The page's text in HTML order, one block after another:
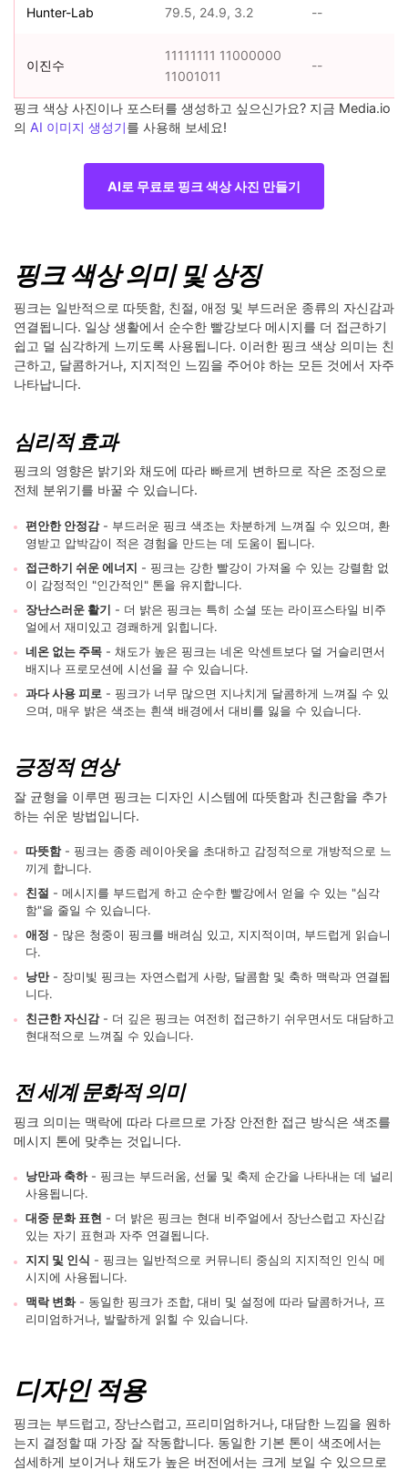
Hunter-Lab 79.5, 24.9, 3.2 --
이진수
11111111 11000000
11001011
--
핑크 색상 사진이나 포스터를 생성하고 싶으신가요? 지금 Media.io
의 AI 이미지 생성기를 사용해 보세요!
AI로 무료로 핑크 색상 사진 만들기
핑크 색상 의미 및 상징
핑크는 일반적으로 따뜻함, 친절, 애정 및 부드러운 종류의 자신감과
연결됩니다. 일상 생활에서 순수한 빨강보다 메시지를 더 접근하기
쉽고 덜 심각하게 느끼도록 사용됩니다. 이러한 핑크 색상 의미는 친
근하고, 달콤하거나, 지지적인 느낌을 주어야 하는 모든 것에서 자주
나타납니다.
심리적 효과
핑크의 영향은 밝기와 채도에 따라 빠르게 변하므로 작은 조정으로
전체 분위기를 바꿀 수 있습니다.
편안한 안정감- 부드러운 핑크 색조는 차분하게 느껴질 수 있으며, 환
영받고 압박감이 적은 경험을 만드는 데 도움이 됩니다.
접근하기 쉬운 에너지 - 핑크는 강한 빨강이 가져올 수 있는 강렬함 없
이 감정적인 "인간적인" 톤을 유지합니다.
장난스러운 활기 - 더 밝은 핑크는 특히 소셜 또는 라이프스타일 비주
얼에서 재미있고 경쾌하게 읽힙니다.
네온 없는 주목- 채도가 높은 핑크는 네온 악센트보다 덜 거슬리면서
배지나 프로모션에 시선을 끌 수 있습니다.
과다 사용 피로 - 핑크가 너무 많으면 지나치게 달콤하게 느껴질 수 있
으며, 매우 밝은 색조는 흰색 배경에서 대비를 잃을 수 있습니다.
긍정적 연상
잘 균형을 이루면 핑크는 디자인 시스템에 따뜻함과 친근함을 추가
하는 쉬운 방법입니다.
따뜻함- 핑크는 종종 레이아웃을 초대하고 감정적으로 개방적으로 느
끼게 합니다.
친절 - 메시지를 부드럽게 하고 순수한 빨강에서 얻을 수 있는 "심각
함"을 줄일 수 있습니다.
애정 - 많은 청중이 핑크를 배려심 있고, 지지적이며, 부드럽게 읽습니
다.
낭만- 장미빛 핑크는 자연스럽게 사랑, 달콤함 및 축하 맥락과 연결됩
니다.
친근한 자신감- 더 깊은 핑크는 여전히 접근하기 쉬우면서도 대담하고
현대적으로 느껴질 수 있습니다.
전 세계 문화적 의미
핑크 의미는 맥락에 따라 다르므로 가장 안전한 접근 방식은 색조를
메시지 톤에 맞추는 것입니다.
낭만과 축하- 핑크는 부드러움, 선물 및 축제 순간을 나타내는 데 널리
사용됩니다.
대중 문화 표현 - 더 밝은 핑크는 현대 비주얼에서 장난스럽고 자신감
있는 자기 표현과 자주 연결됩니다.
지지 및 인식 - 핑크는 일반적으로 커뮤니티 중심의 지지적인 인식 메
시지에 사용됩니다.
맥락 변화- 동일한 핑크가 조합, 대비 및 설정에 따라 달콤하거나, 프
리미엄하거나, 발랄하게 읽힐 수 있습니다.
디자인 적용
핑크는 부드럽고, 장난스럽고, 프리미엄하거나, 대담한 느낌을 원하
는지 결정할 때 가장 잘 작동합니다. 동일한 기본 톤이 색조에서는
섬세하게 보이거나 채도가 높은 버전에서는 크게 보일 수 있으므로